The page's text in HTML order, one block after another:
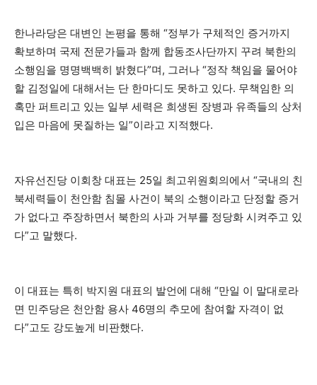
한나라당은 대변인 논평을 통해 “정부가 구체적인 증거까지
확보하며 국제 전문가들과 함께 합동조사단까지 꾸려 북한의
소행임을 명명백백히 밝혔다”며, 그러나 “정작 책임을 물어야
할 김정일에 대해서는 단 한마디도 못하고 있다. 무책임한 의
혹만 퍼트리고 있는 일부 세력은 희생된 장병과 유족들의 상처
입은 마음에 못질하는 일”이라고 지적했다.
자유선진당 이회창 대표는 25일 최고위원회의에서 “국내의 친
북세력들이 천안함 침몰 사건이 북의 소행이라고 단정할 증거
가 없다고 주장하면서 북한의 사과 거부를 정당화 시켜주고 있
다”고 말했다.
이 대표는 특히 박지원 대표의 발언에 대해 “만일 이 말대로라
면 민주당은 천안함 용사 46명의 추모에 참여할 자격이 없
다”고도 강도높게 비판했다.